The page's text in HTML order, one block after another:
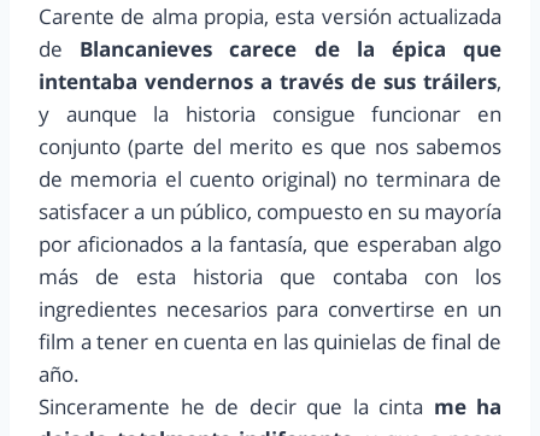
Carente de alma propia, esta versión actualizada
de Blancanieves carece de la épica que
intentaba vendernos a través de sus tráilers,
y aunque la historia consigue funcionar en
conjunto (parte del merito es que nos sabemos
de memoria el cuento original) no terminara de
satisfacer a un público, compuesto en su mayoría
por aficionados a la fantasía, que esperaban algo
más de esta historia que contaba con los
ingredientes necesarios para convertirse en un
film a tener en cuenta en las quinielas de final de
año.
Sinceramente he de decir que la cinta me ha